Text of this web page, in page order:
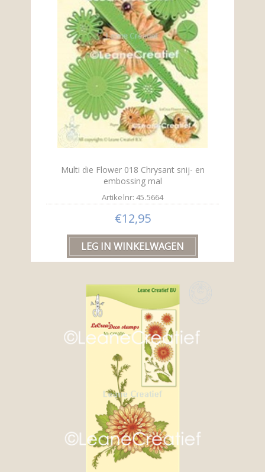
Multi die Flower 018 Chrysant snij- en
embossing mal
Artikelnr: 45.5664
€12,95